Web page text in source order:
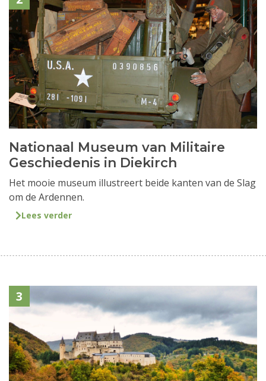
Nationaal Museum van Militaire
Geschiedenis in Diekirch
Het mooie museum illustreert beide kanten van de Slag
om de Ardennen.
Lees verder
3